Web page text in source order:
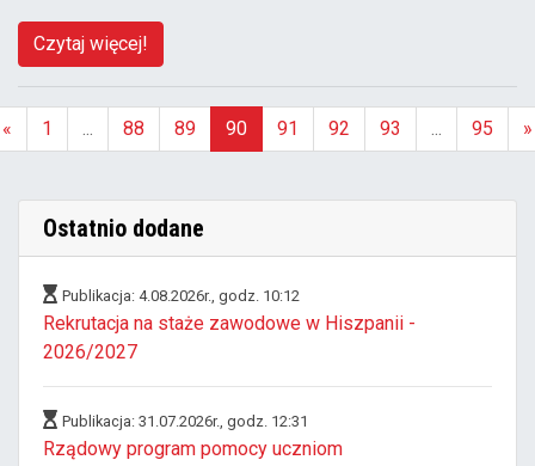
Czytaj więcej!
« 1 88 89
90
91 92 93 95 »
Ostatnio dodane
Publikacja: 4.08.2026r., godz. 10:12
Rekrutacja na staże zawodowe w Hiszpanii -
2026/2027
Publikacja: 31.07.2026r., godz. 12:31
Rządowy program pomocy uczniom